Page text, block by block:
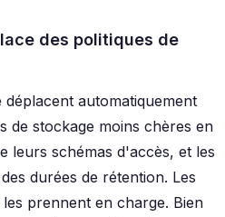
des politiques de
déplacent automatiquement
de stockage moins chères en
leurs schémas d'accès, et les
durées de rétention. Les
prennent en charge. Bien